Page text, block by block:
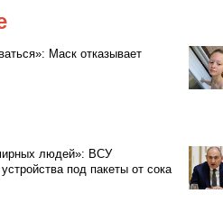
Маск отказывает
людей»: ВСУ
под пакеты от сока